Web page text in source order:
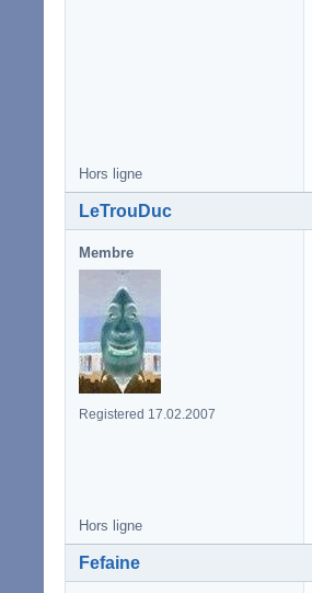
Hors ligne
LeTrouDuc
Membre
Registered 17.02.2007
Hors ligne
Fefaine